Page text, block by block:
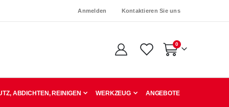
Anmelden Kontaktieren Sie uns
Warenkorb
0Artikel
ABDICHTEN, REINIGEN WERKZEUG ANGEBOTE